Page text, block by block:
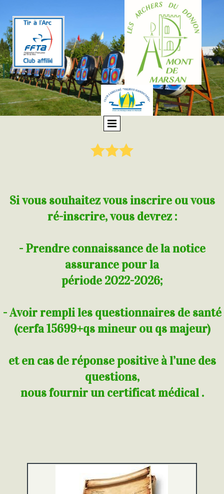
Si vous souhaitez vous inscrire ou vous
ré-inscrire, vous devrez :
- Prendre connaissance de la notice
assurance pour la
période 2022-2026;
- Avoir rempli les questionnaires de santé
(cerfa 15699+qs mineur ou qs majeur)
et en cas de réponse positive à l’une des
questions,
nous fournir un certificat médical .